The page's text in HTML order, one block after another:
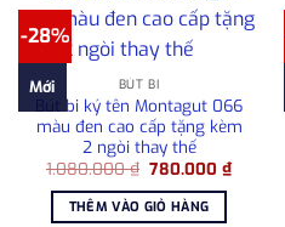
-28%
Mới BÚT BI
Bút bi ký tên Montagut 066
màu đen cao cấp tặng kèm
2 ngòi thay thế
1.080.000₫ Giá
là:
1.080.000 ₫.
780.000₫Giá
hiện
THÊM VÀO GIỎ HÀNG